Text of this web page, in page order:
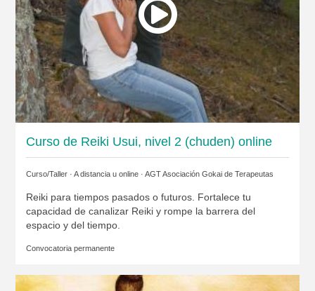
Curso de Reiki Usui, nivel 2 (chuden) online
Curso/Taller · A distancia u online · AGT Asociación Gokai de Terapeutas
Reiki para tiempos pasados o futuros. Fortalece tu
capacidad de canalizar Reiki y rompe la barrera del
espacio y del tiempo.
Convocatoria permanente